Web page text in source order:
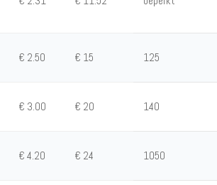
€ 2.50 € 15 125
€ 3.00 € 20 140
€ 4.20 € 24 1050